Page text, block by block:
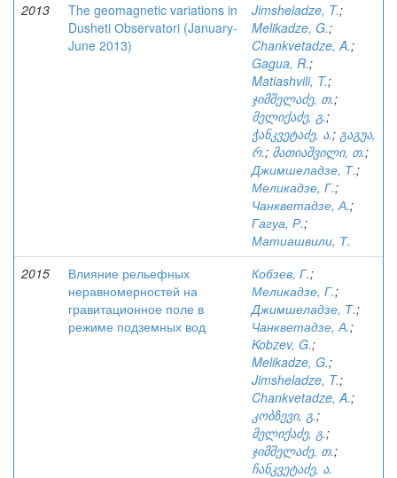
2013
The geomagnetic variations in
Dusheti Оbservatori (January-
June 2013)
Jimsheladze, T.;
Melikadze, G.;
Chankvetadze, A.;
Gagua, R.;
Matiashvili, T.;
ჯიმშელაძე, თ.;
მელიქაძე, გ.;
ჭანკვეტაძე, ა.; გაგუა,
რ.; მათიაშვილი, თ.;
Джимшеладзе, Т.;
Меликадзе, Г.;
Чанкветадзе, А.;
Гагуа, Р.;
Матиашвили, Т.
2015
Влияние рельефных
неравномерностей на
гравитационное поле в
режиме подземных вод
Кобзев, Г.;
Меликадзе, Г.;
Джимшеладзе, Т.;
Чанкветадзе, А.;
Kobzev, G.;
Melikadze, G.;
Jimsheladze, T.;
Chankvetadze, A.;
კობზევი, გ.;
მელიქაძე, გ.;
ჯიმშელაძე, თ.;
ჩანკვეტაძე, ა.